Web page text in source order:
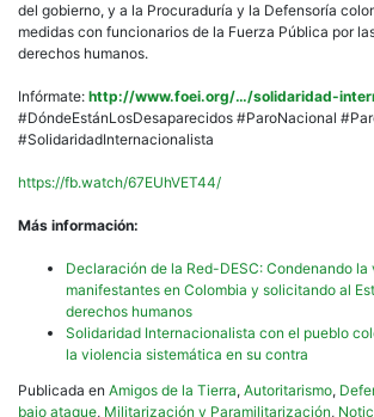
del gobierno, y a la Procuraduría y la Defensoría
medidas con funcionarios de la Fuerza Pública por
derechos humanos.
Infórmate: http://www.foei.org/…/solidaridad-
#DóndeEstánLosDesaparecidos #ParoNacional
#SolidaridadInternacionalista
https://fb.watch/67EUhVET44/
Más información:
Declaración de la Red-DESC: Condenando
manifestantes en Colombia y solicitando al
derechos humanos
Solidaridad Internacionalista con el pueblo
la violencia sistemática en su contra
Publicada en Amigos de la Tierra, Autoritarismo,
bajo ataque, Militarización y Paramilitarización,